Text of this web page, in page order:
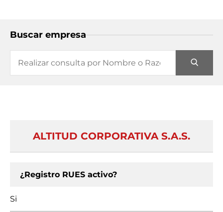
Buscar empresa
ALTITUD CORPORATIVA S.A.S.
¿Registro RUES activo?
Si